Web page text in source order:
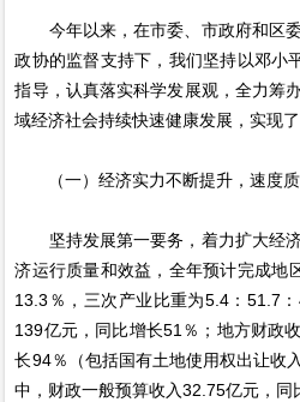
今年以来，在市委、市政府和区委
政协的监督支持下，我们坚持以邓小
指导，认真落实科学发展观，全力筹
域经济社会持续快速健康发展，实现
（一）经济实力不断提升，速度质
坚持发展第一要务，着力扩大经济
济运行质量和效益，全年预计完成地
13.3％，三次产业比重为5.4：51.7
139亿元，同比增长51％；地方财政
长94％（包括国有土地使用权出让收
中，财政一般预算收入32.75亿元，同